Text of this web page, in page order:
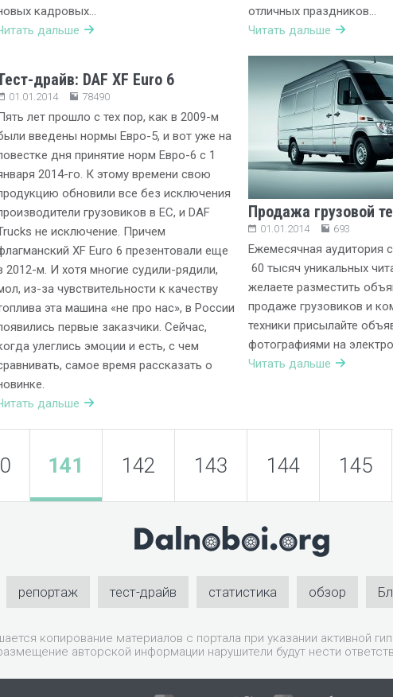
кадровых…
дальше
отличных праздников…
Читать дальше
драйв: DAF XF Euro 6
01.01.2014 78490
лет прошло с тех пор, как в 2009-м
введены нормы Евро-5, и вот уже на
дня принятие норм Евро-6 с 1
2014-го. К этому времени свою
обновили все без исключения
грузовиков в ЕС, и DAF
не исключение. Причем
XF Euro 6 презентовали еще
2012-м. И хотя многие судили-рядили,
из-за чувствительности к качеству
эта машина «не про нас», в России
первые заказчики. Сейчас,
улеглись эмоции и есть, с чем
самое время рассказать о
дальше
Продажа грузовой
01.01.2014 693
Ежемесячная аудитория
60 тысяч уникальных
желаете разместить
продаже грузовиков и
техники присылайте
фотографиями на
Читать дальше
141 142 143 144 145
репортаж тест-драйв статистика обзор
копирование материалов с портала при указании активной
авторской информации нарушители будут нести